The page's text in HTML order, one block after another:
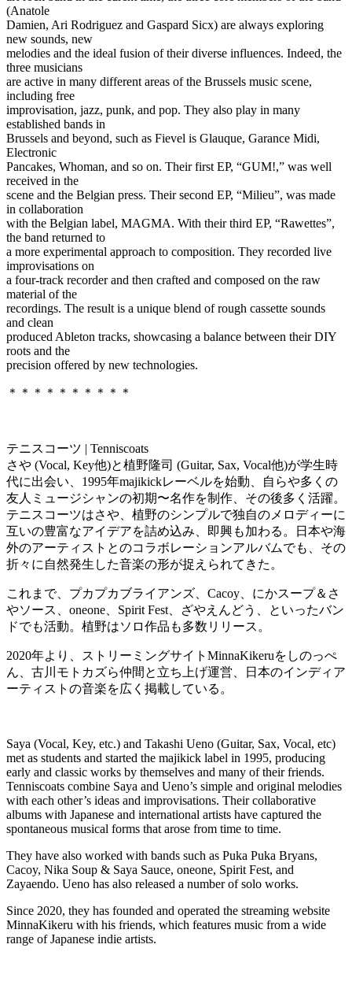
(Anatole
Damien, Ari Rodriguez and Gaspard Sicx) are always exploring
new sounds, new
melodies and the ideal fusion of their diverse influences. Indeed, the
three musicians
are active in many different areas of the Brussels music scene,
including free
improvisation, jazz, punk, and pop. They also play in many
established bands in
Brussels and beyond, such as Fievel is Glauque, Garance Midi,
Electronic
Pancakes, Whoman, and so on. Their first EP, “GUM!,” was well
received in the
scene and the Belgian press. Their second EP, “Milieu”, was made
in collaboration
with the Belgian label, MAGMA. With their third EP, “Rawettes”,
the band returned to
a more experimental approach to composition. They recorded live
improvisations on
a four-track recorder and then crafted and composed on the raw
material of the
recordings. The result is a unique blend of rough cassette sounds
and clean
produced Ableton tracks, showcasing a balance between their DIY
roots and the
precision offered by new technologies.
＊＊＊＊＊＊＊＊＊＊
テニスコーツ | Tenniscoats
さや (Vocal, Key他)と植野隆司 (Guitar, Sax, Vocal他)が学生時
代に出会い、1995年majikickレーベルを始動、自らや多くの
友人ミュージシャンの初期〜名作を制作、その後多く活躍。
テニスコーツはさや、植野のシンプルで独自のメロディーに
互いの豊富なアイデアを詰め込み、即興も加わる。日本や海
外のアーティストとのコラボレーションアルバムでも、その
折々に自然発生した音楽の形が捉えられてきた。
これまで、プカプカブライアンズ、Cacoy、にかスープ＆さ
やソース、oneone、Spirit Fest、ざやえんどう、といったバン
ドでも活動。植野はソロ作品も多数リリース。
2020年より、ストリーミングサイトMinnaKikeruをしのっぺ
ん、古川モトカズら仲間と立ち上げ運営、日本のインディア
ーティストの音楽を広く掲載している。
Saya (Vocal, Key, etc.) and Takashi Ueno (Guitar, Sax, Vocal, etc)
met as students and started the majikick label in 1995, producing
early and classic works by themselves and many of their friends.
Tenniscoats combine Saya and Ueno’s simple and original melodies
with each other’s ideas and improvisations. Their collaborative
albums with Japanese and international artists have captured the
spontaneous musical forms that arose from time to time.
They have also worked with bands such as Puka Puka Bryans,
Cacoy, Nika Soup & Saya Sauce, oneone, Spirit Fest, and
Zayaendo. Ueno has also released a number of solo works.
Since 2020, they has founded and operated the streaming website
MinnaKikeru with his friends, which features music from a wide
range of Japanese indie artists.